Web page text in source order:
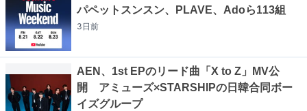
パペットスンスン、PLAVE、Adoら113組
3日前
AEN、1st EPのリード曲「X to Z」MV公
開 アミューズ×STARSHIPの日韓合同ボー
イズグループ